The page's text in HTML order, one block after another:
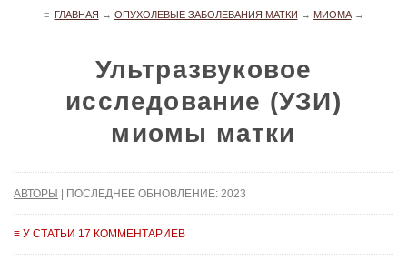
≡ ГЛАВНАЯ → ОПУХОЛЕВЫЕ ЗАБОЛЕВАНИЯ МАТКИ → МИОМА→
Ультразвуковое
исследование (УЗИ)
миомы матки
АВТОРЫ | ПОСЛЕДНЕЕ ОБНОВЛЕНИЕ: 2023
≡ У СТАТЬИ 17 КОММЕНТАРИЕВ